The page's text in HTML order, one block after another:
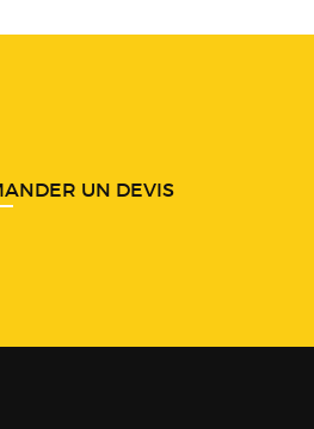
UN DEVIS